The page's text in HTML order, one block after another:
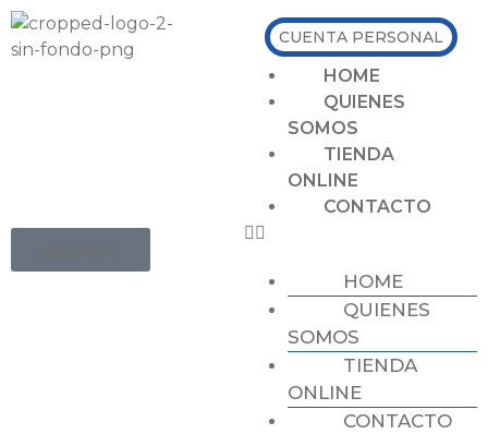
HOME
QUIENES
SOMOS
TIENDA
ONLINE
CONTACTO
HOME
QUIENES
SOMOS
TIENDA
ONLINE
CONTACTO
CUENTA PERSONAL